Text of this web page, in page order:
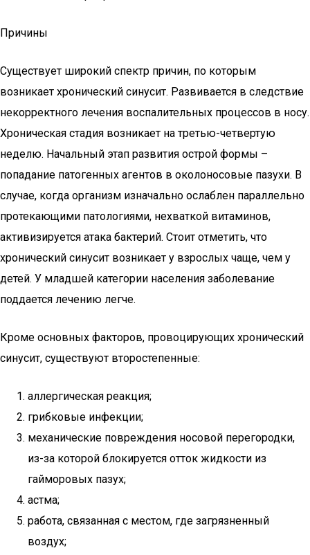
Причины
Существует широкий спектр причин, по которым
возникает хронический синусит. Развивается в следствие
некорректного лечения воспалительных процессов в носу.
Хроническая стадия возникает на третью-четвертую
неделю. Начальный этап развития острой формы –
попадание патогенных агентов в околоносовые пазухи. В
случае, когда организм изначально ослаблен параллельно
протекающими патологиями, нехваткой витаминов,
активизируется атака бактерий. Стоит отметить, что
хронический синусит возникает у взрослых чаще, чем у
детей. У младшей категории населения заболевание
поддается лечению легче.
Кроме основных факторов, провоцирующих хронический
синусит, существуют второстепенные:
аллергическая реакция;
грибковые инфекции;
механические повреждения носовой перегородки,
из-за которой блокируется отток жидкости из
гайморовых пазух;
астма;
работа, связанная с местом, где загрязненный
воздух;